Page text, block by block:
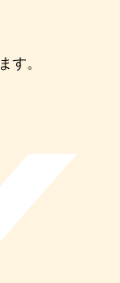
す。